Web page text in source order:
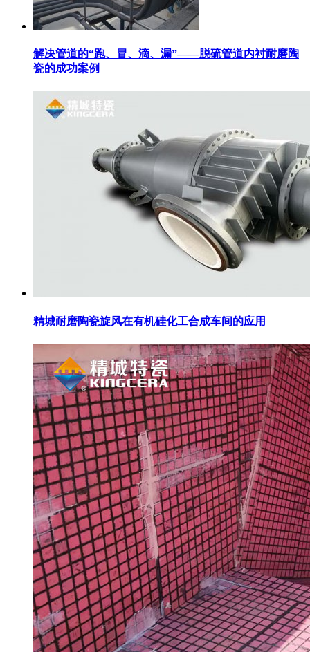
解决管道的“跑、冒、滴、漏”——脱硫管道内衬耐磨陶
瓷的成功案例
精城耐磨陶瓷旋风在有机硅化工合成车间的应用